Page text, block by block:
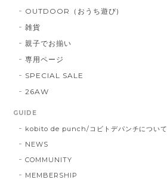
OUTDOOR（おうち遊び)
雑貨
親子でお揃い
専用ページ
SPECIAL SALE
26AW
GUIDE
kobito de punch/コビトデパンチについて
NEWS
COMMUNITY
MEMBERSHIP